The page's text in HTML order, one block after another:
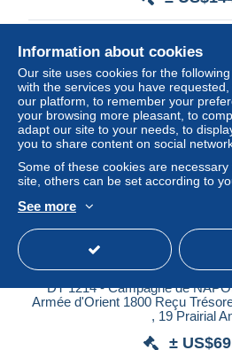
DT 1214 - Campagne de
Armée d'Orient 1800 Reçu
, 19 Prairial
±
Information about cookies
Our site uses cookies for the
with the services you have
our platform, to remember your
your browsing more pleasant, to
adapt our site to your needs, to
you to share content on social
Some of these cookies are
site, others can be set according to
See more